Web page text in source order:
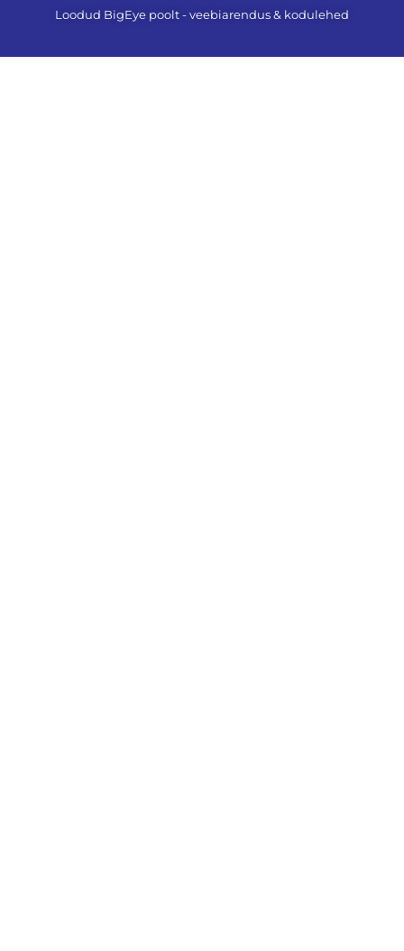
Loodud BigEye poolt - veebiarendus & kodulehed